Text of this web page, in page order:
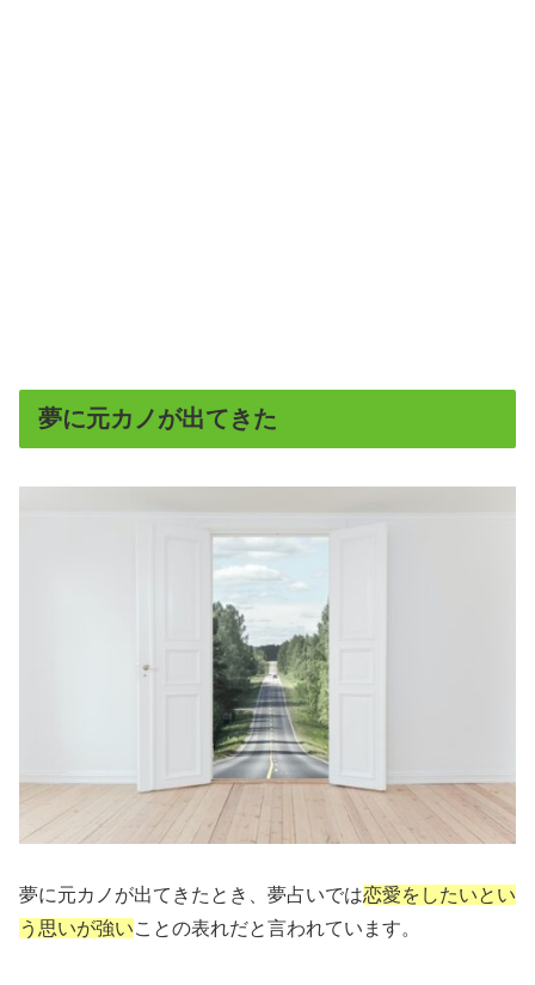
夢に元カノが出てきた
夢に元カノが出てきたとき、夢占いでは恋愛をしたいとい
う思いが強いことの表れだと言われています。